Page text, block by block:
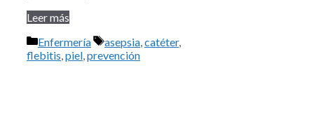
Leer más
Categorías
Enfermería Etiquetas
asepsia catéter,
flebitis piel prevención